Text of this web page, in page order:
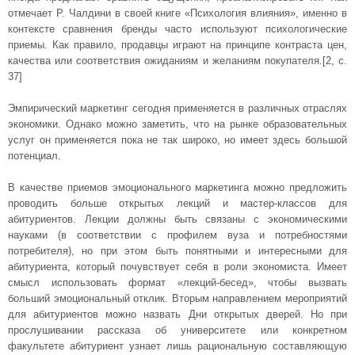
отмечает Р. Чалдини в своей книге «Психология влияния», именно в
контексте сравнения бренды часто используют психологические
приемы. Как правило, продавцы играют на принципе контраста цен,
качества или соответствия ожиданиям и желаниям покупателя.[2, c.
37]
Эмпирический маркетинг сегодня применяется в различных отраслях
экономики. Однако можно заметить, что на рынке образовательных
услуг он применяется пока не так широко, но имеет здесь большой
потенциал.
В качестве приемов эмоционального маркетинга можно предложить
проводить больше открытых лекций и мастер-классов для
абитуриентов. Лекции должны быть связаны с экономическими
науками (в соответствии с профилем вуза и потребностями
потребителя), но при этом быть понятными и интересными для
абитуриента, который почувствует себя в роли экономиста. Имеет
смысл использовать формат «лекций-бесед», чтобы вызвать
больший эмоциональный отклик. Вторым направлением мероприятий
для абитуриентов можно назвать Дни открытых дверей. Но при
прослушивании рассказа об университете или конкретном
факультете абитуриент узнает лишь рациональную составляющую